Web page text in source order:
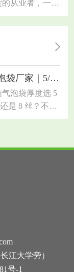
从业者，一定
汉共挤膜气泡
缓冲包装材料，
光气泡袋防护
大截，今天拆
势、适用行业和
传统单层气泡
尖锐五金、玻
破，而共挤膜
复合共挤工艺，
，具备防水防
多重功能。武
这款包装滴水
武汉气泡袋厂家｜5/6/8 丝怎么选？一篇讲透
泡袋厚度选 5
是 8 丝？不同
力和成本差很
你理清 3 种常
途差别，新手
选对先搞懂基础
防护越好，价
武汉本地电
、工厂常用的
江大学旁）
号-1